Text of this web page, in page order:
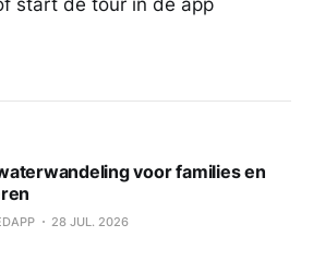
start de tour in de app
voor families en
28 JUL. 2026